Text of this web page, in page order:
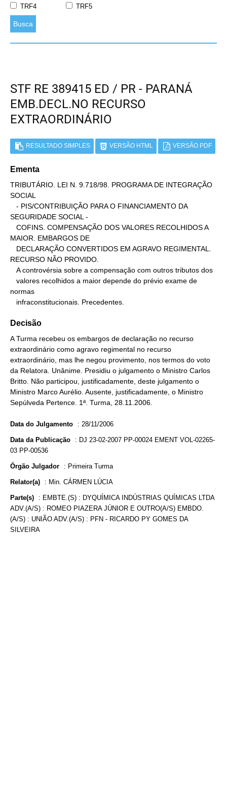
TRF4
TRF5
Busca
STF RE 389415 ED / PR - PARANÁ
EMB.DECL.NO RECURSO
EXTRAORDINÁRIO
RESULTADO SIMPLES VERSÃO HTML VERSÃO PDF
Ementa
TRIBUTÁRIO. LEI N. 9.718/98. PROGRAMA DE INTEGRAÇÃO
SOCIAL
SEGURIDADE SOCIAL -
MAIOR. EMBARGOS DE
RECURSO NÃO PROVIDO.
normas
   infraconstitucionais. Precedentes.
Decisão
A Turma recebeu os embargos de declaração no recurso
extraordinário como agravo regimental no recurso
extraordinário, mas lhe negou provimento, nos termos do voto
da Relatora. Unânime. Presidiu o julgamento o Ministro Carlos
Britto. Não participou, justificadamente, deste julgamento o
Ministro Marco Aurélio. Ausente, justificadamente, o Ministro
Sepúlveda Pertence. 1ª. Turma, 28.11.2006.
Data do Julgamento : 28/11/2006
Data da Publicação : DJ 23-02-2007 PP-00024 EMENT VOL-02265-
03 PP-00536
Órgão Julgador : Primeira Turma
Relator(a) : Min. CÁRMEN LÚCIA
Parte(s) : EMBTE.(S) : DYQUÍMICA INDÚSTRIAS QUÍMICAS LTDA
ADV.(A/S) : ROMEO PIAZERA JÚNIOR E OUTRO(A/S) EMBDO.
(A/S) : UNIÃO ADV.(A/S) : PFN - RICARDO PY GOMES DA
SILVEIRA